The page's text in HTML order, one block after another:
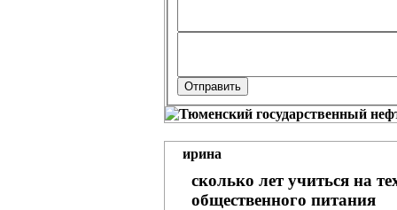
ирина
сколько лет учиться на
общественного питания